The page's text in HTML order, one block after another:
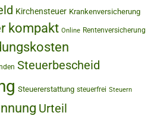
Kirchensteuer Krankenversicherung
kompakt Online Rentenversicherung
Steuerbescheid
Steuererstattung steuerfrei Steuern
Urteil